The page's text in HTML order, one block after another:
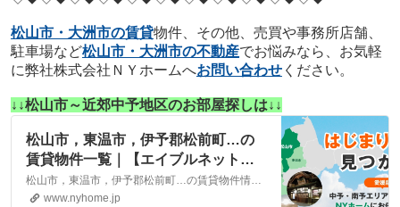
松山市・大洲市の賃貸物件、その他、売買や事務所店舗、
駐車場など松山市・大洲市の不動産でお悩みなら、お気軽
に弊社株式会社ＮＹホームへお問い合わせください。
↓↓松山市～近郊中予地区のお部屋探しは↓↓
松山市，東温市，伊予郡松前町…の
賃貸物件一覧｜【エイブルネットワ
ーク】(株)NYホーム 松山市・大洲
市の賃貸・不動産
松山市，東温市，伊予郡松前町…の賃貸物件情報は、こちらに掲載しております。株式会社NYホームが自信を持ってご紹介する物件ばかりとなっております。お客様のニーズにそった物件が見つかりましたら、弊社までお気軽にお問い合わせください。
www.nyhome.jp